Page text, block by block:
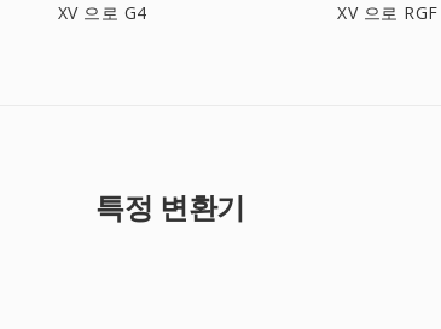
XV 으로 G4 XV 으로 RGF
특정 변환기